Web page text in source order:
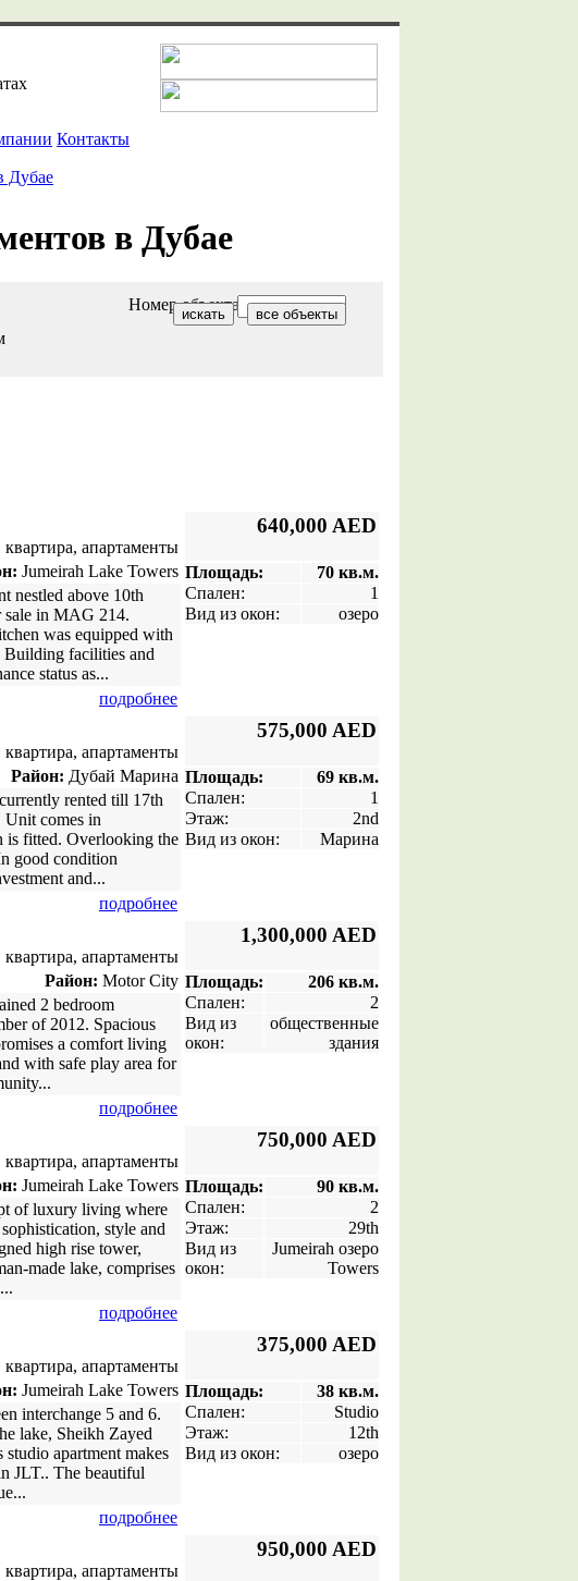
Контакты
Дубае
в Дубае
Номер объекта:
квартира, апартаменты
Jumeirah Lake Towers
nestled above 10th
sale in MAG 214.
was equipped with
Building facilities and
status as...
подробнее
640,000 AED
Площадь:
70 кв.м.
Спален:
1
Вид из окон:
озеро
квартира, апартаменты
Район: Дубай Марина
rented till 17th
Unit comes in
is fitted. Overlooking the
good condition
and...
подробнее
575,000 AED
Площадь:
69 кв.м.
Спален:
1
Этаж:
2nd
Вид из окон:
Марина
квартира, апартаменты
Район: Motor City
2 bedroom
of 2012. Spacious
a comfort living
with safe play area for
подробнее
1,300,000 AED
Площадь:
206 кв.м.
Спален:
2
Вид из
окон:
общественные
здания
квартира, апартаменты
Jumeirah Lake Towers
of luxury living where
style and
high rise tower,
made lake, comprises
подробнее
750,000 AED
Площадь:
90 кв.м.
Спален:
2
Этаж:
29th
Вид из
окон:
Jumeirah озеро
Towers
квартира, апартаменты
Jumeirah Lake Towers
interchange 5 and 6.
lake, Sheikh Zayed
apartment makes
JLT.. The beautiful
подробнее
375,000 AED
Площадь:
38 кв.м.
Спален:
Studio
Этаж:
12th
Вид из окон:
озеро
квартира, апартаменты
950,000 AED